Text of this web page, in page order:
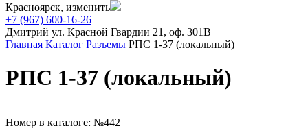
Красноярск, изменить
+7 (967) 600-16-26
Дмитрий ул. Красной Гвардии 21, оф. 301В
Главная Каталог Разъемы РПС 1-37 (локальный)
РПС 1-37 (локальный)
Номер в каталоге: №442